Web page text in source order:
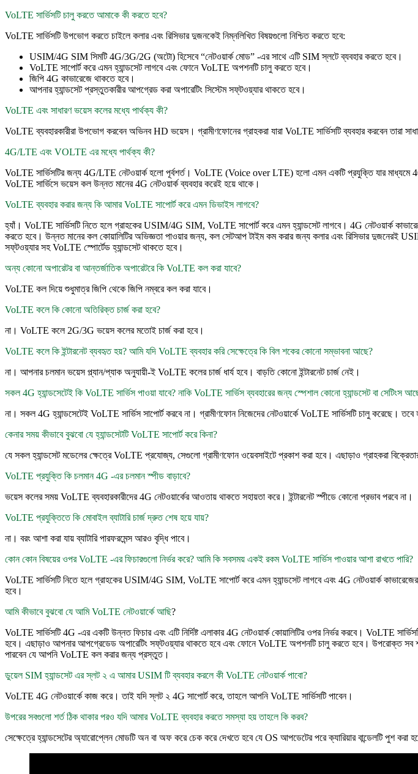
VoLTE সার্ভিসটি চালু করতে আমাকে কী করতে হবে?
VoLTE সার্ভিসটি উপভোগ করতে চাইলে কলার এবং রিসিভার দুজনকেই নিম্নলিখিত বিষয়গুলো নিশ্চিত করতে হবে:
USIM/4G SIM সিমটি 4G/3G/2G (অটো) হিসেবে “নেটওয়ার্ক মোড” -এর সাথে এটি SIM স্লটে ব্যবহার করতে হবে।
VoLTE সাপোর্ট করে এমন হ্যান্ডসেট লাগবে এবং ফোনে VoLTE অপশনটি চালু করতে হবে।
জিপি 4G কাভারেজে থাকতে হবে।
আপনার হ্যান্ডসেট প্রস্তুতকারীর আপগ্রেড করা অপারেটিং সিস্টেম সফ্‌টওয়্যার থাকতে হবে।
VoLTE এবং সাধারণ ভয়েস কলের মধ্যে পার্থক্য কী?
VoLTE ব্যবহারকারীরা উপভোগ করবেন অভিনব HD ভয়েস। গ্রামীণফোনের গ্রাহকরা যারা VoLTE সার্ভিসটি ব্যবহার করবেন
4G/LTE এবং VOLTE এর মধ্যে পার্থক্য কী?
VoLTE সার্ভিসটির জন্য 4G/LTE নেটওয়ার্ক হলো পূর্বশর্ত। VoLTE (Voice over LTE) হলো এমন একটি প্রযুক্তি যার মাধ্যমে
VoLTE সার্ভিসে ভয়েস কল উন্নত মানের 4G নেটওয়ার্ক ব্যবহার করেই হয়ে থাকে।
VoLTE ব্যবহার করার জন্য কি আমার VoLTE সাপোর্ট করে এমন ডিভাইস লাগবে?
হ্যাঁ। VoLTE সার্ভিসটি নিতে হলে গ্রাহকের USIM/4G SIM, VoLTE সাপোর্ট করে এমন হ্যান্ডসেট লাগবে। 4G নেটওয়ার্ক
করতে হবে। উন্নত মানের কল কোয়ালিটির অভিজ্ঞতা পাওয়ার জন্য, কল সেটআপ টাইম কম করার জন্য কলার এবং রিসিভার
সফ্‌টওয়্যার সহ VoLTE স্পোর্টেড হ্যান্ডসেট থাকতে হবে।
অন্য কোনো অপারেটর বা আন্তর্জাতিক অপারেটরে কি VoLTE কল করা যাবে?
VoLTE কল দিয়ে শুধুমাত্র জিপি থেকে জিপি নম্বরে কল করা যাবে।
VoLTE কলে কি কোনো অতিরিক্ত চার্জ করা হবে?
না। VoLTE কলে 2G/3G ভয়েস কলের মতোই চার্জ করা হবে।
VoLTE কলে কি ইন্টারনেট ব্যবহৃত হয়? আমি যদি VoLTE ব্যবহার করি সেক্ষেত্রে কি বিল শকের কোনো সম্ভাবনা আছে?
না। আপনার চলমান ভয়েস প্ল্যান/প্যাক অনুযায়ী-ই VoLTE কলের চার্জ ধার্য হবে। বাড়তি কোনো ইন্টারনেট চার্জ নেই।
সকল 4G হ্যান্ডসেটেই কি VoLTE সার্ভিস পাওয়া যাবে? নাকি VoLTE সার্ভিস ব্যবহারের জন্য স্পেশাল কোনো হ্যান্ডসেট বা সেটিংস
না। সকল 4G হ্যান্ডসেটেই VoLTE সার্ভিস সাপোর্ট করবে না। গ্রামীণফোন নিজেদের নেটওয়ার্কে VoLTE সার্ভিসটি চালু করেছে।
কেনার সময় কীভাবে বুঝবো যে হ্যান্ডসেটটি VoLTE সাপোর্ট করে কিনা?
যে সকল হ্যান্ডসেট মডেলের ক্ষেত্রে VoLTE প্রযোজ্য, সেগুলো গ্রামীণফোন ওয়েবসাইটে প্রকাশ করা হবে। এছাড়াও গ্রাহকরা
VoLTE প্রযুক্তি কি চলমান 4G -এর চলমান স্পীড বাড়াবে?
ভয়েস কলের সময় VoLTE ব্যবহারকারীদের 4G নেটওয়ার্কের আওতায় থাকতে সহায়তা করে। ইন্টারনেট স্পীডে কোনো প্রভাব পরবে না।
VoLTE প্রযুক্তিতে কি মোবাইল ব্যাটারি চার্জ দ্রুত শেষ হয়ে যায়?
না। বরং আশা করা যায় ব্যাটারি পারফরমেন্স আরও বৃদ্ধি পাবে।
কোন কোন বিষয়ের ওপর VoLTE -এর ফিচারগুলো নির্ভর করে? আমি কি সবসময় একই রকম VoLTE সার্ভিস পাওয়ার আশা রাখতে পারি?
VoLTE সার্ভিসটি নিতে হলে গ্রাহকের USIM/4G SIM, VoLTE সাপোর্ট করে এমন হ্যান্ডসেট লাগবে এবং 4G নেটওয়ার্ক
হবে।
আমি কীভাবে বুঝবো যে আমি VoLTE নেটওয়ার্কে আছি?
VoLTE সার্ভিসটি 4G -এর একটি উন্নত ফিচার এবং এটি নির্দিষ্ট এলাকার 4G নেটওয়ার্ক কোয়ালিটির ওপর নির্ভর করবে। VoLTE
হবে। এছাড়াও আপনার আপগ্রেডেড অপারেটিং সফ্‌টওয়্যার থাকতে হবে এবং ফোনে VoLTE অপশনটি চালু করতে হবে। উপরোক্ত সব
পারবেন যে আপনি VoLTE কল করার জন্য প্রস্তুত।
ডুয়েল SIM হ্যান্ডসেট এর স্লট ২ এ আমার USIM টি ব্যবহার করলে কী VoLTE নেটওয়ার্ক পাবো?
VoLTE 4G নেটওয়ার্কে কাজ করে। তাই যদি স্লট ২ 4G সাপোর্ট করে, তাহলে আপনি VoLTE সার্ভিসটি পাবেন।
উপরের সবগুলো শর্ত ঠিক থাকার পরও যদি আমার VoLTE ব্যবহার করতে সমস্যা হয় তাহলে কি করব?
সেক্ষেত্রে হ্যান্ডসেটের অ্যারোপ্লেন মোডটি অন বা অফ করে চেক করে দেখতে হবে যে OS আপডেটের পরে ক্যারিয়ার বান্ডেলটি পুশ করা